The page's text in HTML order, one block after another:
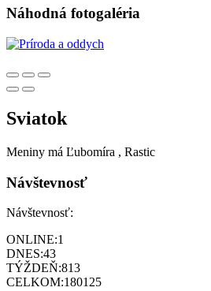
Náhodná fotogaléria
Sviatok
Meniny má Ľubomíra , Rastic
Návštevnosť
Návštevnosť:
ONLINE:1
DNES:43
TÝŽDEŇ:813
CELKOM:180125